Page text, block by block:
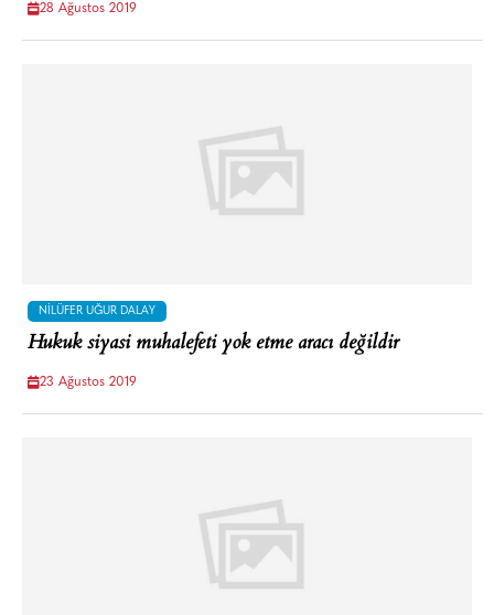
28 Ağustos 2019
NILÜFER UĞUR DALAY
Hukuk siyasi muhalefeti yok etme aracı değildir
23 Ağustos 2019